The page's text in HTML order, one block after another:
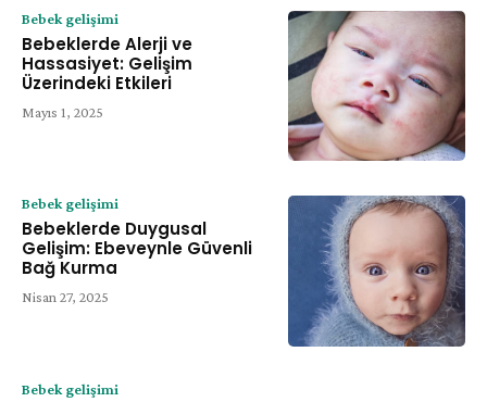
Bebek gelişimi
Bebeklerde Alerji ve
Hassasiyet: Gelişim
Üzerindeki Etkileri
Mayıs 1, 2025
Bebek gelişimi
Bebeklerde Duygusal
Gelişim: Ebeveynle Güvenli
Bağ Kurma
Nisan 27, 2025
Bebek gelişimi